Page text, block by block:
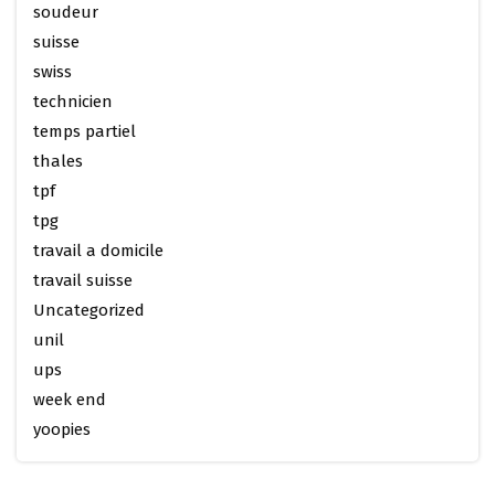
soudeur
suisse
swiss
technicien
temps partiel
thales
tpf
tpg
travail a domicile
travail suisse
Uncategorized
unil
ups
week end
yoopies